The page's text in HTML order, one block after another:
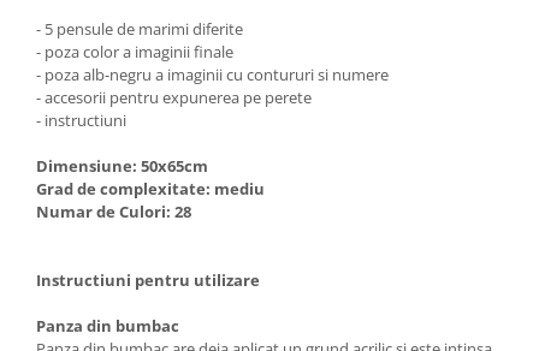
- 5 pensule de marimi diferite
- poza color a imaginii finale
- poza alb-negru a imaginii cu contururi si numere
- accesorii pentru expunerea pe perete
- instructiuni
Dimensiune: 50x65cm
Grad de complexitate: mediu
Numar de Culori: 28
Instructiuni pentru utilizare
Panza din bumbac